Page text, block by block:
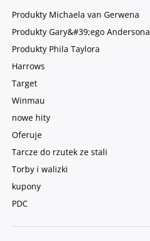
Produkty Michaela van Gerwena
Produkty Gary&#39;ego Andersona
Produkty Phila Taylora
Harrows
Target
Winmau
nowe hity
Oferuje
Tarcze do rzutek ze stali
Torby i walizki
kupony
PDC